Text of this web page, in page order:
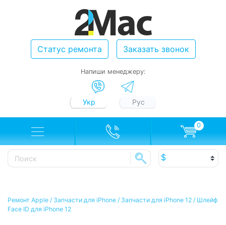
Статус ремонта Заказать звонок
Напиши менеджеру:
Укр Рус
0
Ремонт Apple / Запчасти для iPhone / Запчасти для iPhone 12 / Шлейф
Face ID для iPhone 12